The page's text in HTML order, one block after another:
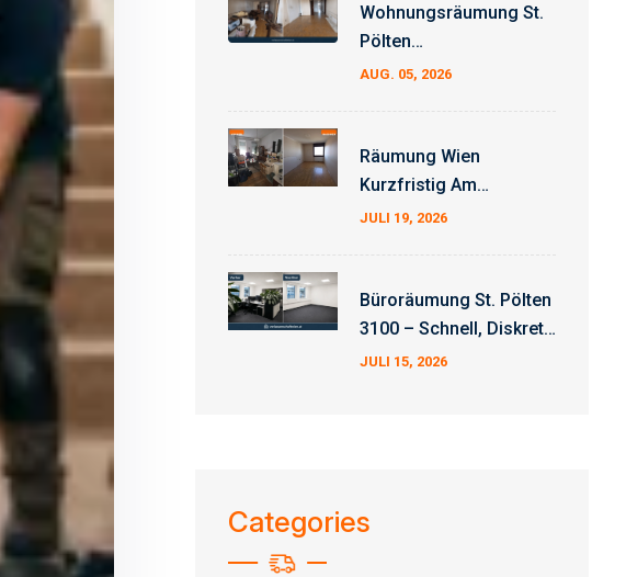
Wohnungsräumung St.
Pölten
Erfahrungsbericht –
AUG. 05, 2026
Räumung Wien
Kurzfristig Am
Wochenende
JULI 19, 2026
Büroräumung St. Pölten
3100 – Schnell, Diskret
Und Zum Fixpreis
JULI 15, 2026
Categories